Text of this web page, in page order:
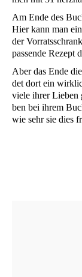
Am Ende des
Hier kann man
der
pas­sen­de Rezept
Aber das Ende
det dort ein
vie­le ihrer Lie­ben
ben bei ihrem
wie sehr sie dies